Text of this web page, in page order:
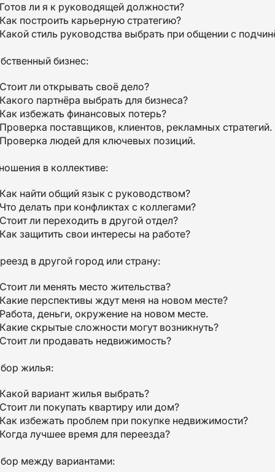
Готов ли я к руководящей должности?
Как построить карьерную стратегию?
Какой стиль руководства выбрать при общении с
бизнес:
Стоит ли открывать своё дело?
Какого партнёра выбрать для бизнеса?
Как избежать финансовых потерь?
Проверка поставщиков, клиентов, рекламных стратегий.
Проверка людей для ключевых позиций.
в коллективе:
Как найти общий язык с руководством?
Что делать при конфликтах с коллегами?
Стоит ли переходить в другой отдел?
Как защитить свои интересы на работе?
в другой город или страну:
Стоит ли менять место жительства?
Какие перспективы ждут меня на новом месте?
Работа, деньги, окружение на новом месте.
Какие скрытые сложности могут возникнуть?
Стоит ли продавать недвижимость?
жилья:
Какой вариант жилья выбрать?
Стоит ли покупать квартиру или дом?
Как избежать проблем при покупке недвижимости?
Когда лучшее время для переезда?
между вариантами: